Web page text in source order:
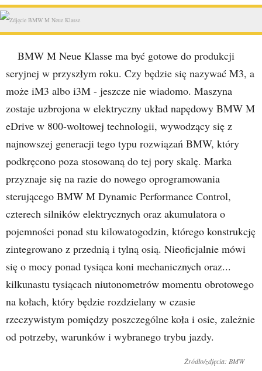
BMW M Neue Klasse ma być gotowe do produkcji
seryjnej w przyszłym roku. Czy będzie się nazywać M3, a
może iM3 albo i3M - jeszcze nie wiadomo. Maszyna
zostaje uzbrojona w elektryczny układ napędowy BMW M
eDrive w 800-woltowej technologii, wywodzący się z
najnowszej generacji tego typu rozwiązań BMW, który
podkręcono poza stosowaną do tej pory skalę. Marka
przyznaje się na razie do nowego oprogramowania
sterującego BMW M Dynamic Performance Control,
czterech silników elektrycznych oraz akumulatora o
pojemności ponad stu kilowatogodzin, którego konstrukcję
zintegrowano z przednią i tylną osią. Nieoficjalnie mówi
się o mocy ponad tysiąca koni mechanicznych oraz...
kilkunastu tysiącach niutonometrów momentu obrotowego
na kołach, który będzie rozdzielany w czasie
rzeczywistym pomiędzy poszczególne koła i osie, zależnie
od potrzeby, warunków i wybranego trybu jazdy.
Źródło/zdjęcia: BMW